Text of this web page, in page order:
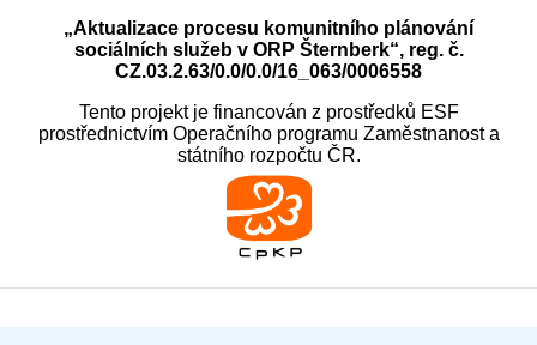
„Aktualizace procesu komunitního plánování
sociálních služeb v ORP Šternberk“, reg. č.
CZ.03.2.63/0.0/0.0/16_063/0006558
Tento projekt je financován z prostředků ESF
prostřednictvím Operačního programu Zaměstnanost a
státního rozpočtu ČR.